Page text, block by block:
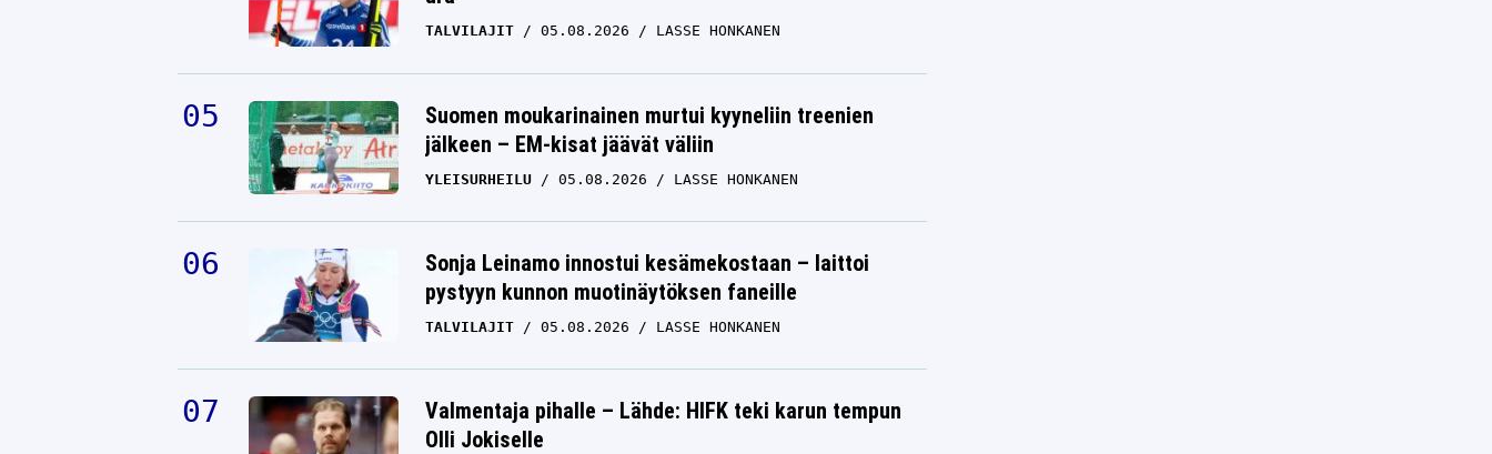
TALVILAJIT 05.08.2026 LASSE HONKANEN
Suomen moukarinainen murtui kyyneliin treenien
jälkeen – EM-kisat jäävät väliin
YLEISURHEILU 05.08.2026 LASSE HONKANEN
Sonja Leinamo innostui kesämekostaan – laittoi
pystyyn kunnon muotinäytöksen faneille
TALVILAJIT 05.08.2026 LASSE HONKANEN
Valmentaja pihalle – Lähde: HIFK teki karun tempun
Olli Jokiselle